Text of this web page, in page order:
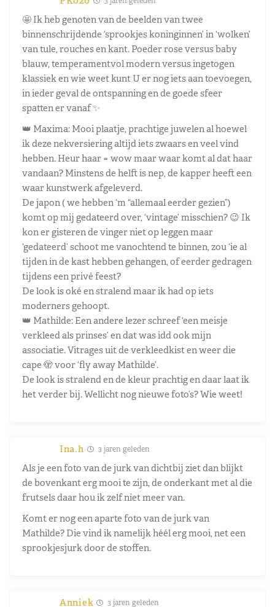
🤩 Ik heb genoten van de beelden van twee
binnenschrijdende ‘sprookjes koninginnen’ in ‘wolken’
van tule, rouches en kant. Poeder rose versus baby
blauw, temperamentvol modern versus ingetogen
klassiek en wie weet kunt U er nog iets aan toevoegen,
in ieder geval de ontspanning en de goede sfeer
spatten er vanaf ✨
👑 Maxima: Mooi plaatje, prachtige juwelen al hoewel
ik deze nekversiering altijd iets zwaars en veel vind
hebben. Heur haar = wow maar waar komt al dat haar
vandaan? Minstens de helft is nep, de kapper heeft een
waar kunstwerk afgeleverd.
De japon ( we hebben ‘m “allemaal eerder gezien”)
komt op mij gedateerd over, ‘vintage’ misschien? 😉 Ik
kon er gisteren de vinger niet op leggen maar
‘gedateerd’ schoot me vanochtend te binnen, zou ‘ie al
tijden in de kast hebben gehangen, of eerder gedragen
tijdens een privé feest?
De look is oké en stralend maar ik had op iets
moderners gehoopt.
👑 Mathilde: Een andere lezer schreef ‘een meisje
verkleed als prinses’ en dat was idd ook mijn
associatie. Vitrages uit de verkleedkist en weer die
cape 🫣 voor ‘fly away Mathilde’.
De look is stralend en de kleur prachtig en daar laat ik
het verder bij. Wellicht nog nieuwe foto’s? Wie weet!
Ina.h 3 jaren geleden
Als je een foto van de jurk van dichtbij ziet dan blijkt
de bovenkant erg mooi te zijn, de onderkant met al die
frutsels daar hou ik zelf niet meer van.
Komt er nog een aparte foto van de jurk van
Mathilde? Die vind ik namelijk héél erg mooi, net een
sprookjesjurk door de stoffen.
Anniek 3 jaren geleden